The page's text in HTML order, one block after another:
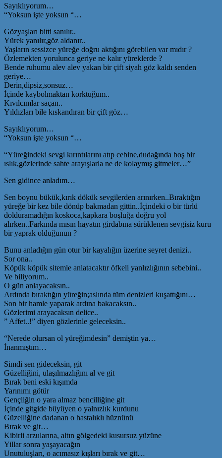
Sayıklıyorum…
“Yoksun işte yoksun “…
Gözyaşları bitti sanılır..
Yürek yanılır,göz aldanır..
Yaşların sessizce yüreğe doğru aktığını görebilen var mıdır ?
Özlemekten yorulunca geriye ne kalır yüreklerde ?
Bende ruhumu alev alev yakan bir çift siyah göz kaldı senden
geriye…
Derin,dipsiz,sonsuz…
İçinde kaybolmaktan korktuğum..
Kıvılcımlar saçan..
Yıldızları bile kıskandıran bir çift göz…
Sayıklıyorum…
“Yoksun işte yoksun “…
“Yüreğindeki sevgi kırıntılarını atıp cebine,dudağında boş bir
ıslık,gözlerinde sahte arayışlarla ne de kolaymış gitmeler…”
Sen gidince anladım…
Sen boynu bükük,kırık dökük sevgilerden arınırken..Bıraktığın
yüreğe bir kez bile dönüp bakmadan gittin..İçindeki o bir türlü
dolduramadığın koskoca,kapkara boşluğa doğru yol
alırken..Farkında mısın hayatın girdabına sürüklenen sevgisiz kuru
bir yaprak olduğunun ?
Bunu anladığın gün otur bir kayalığın üzerine seyret denizi..
Sor ona..
Köpük köpük sitemle anlatacaktır öfkeli yanlızlığının sebebini..
Ve biliyorum..
O gün anlayacaksın..
Ardında bıraktığın yüreğin;aslında tüm denizleri kuşattığını…
Son bir hamle yaparak ardına bakacaksın..
Gözlerimi arayacaksın delice..
” Affet..!” diyen gözlerinle geleceksin..
“Nerede olursan ol yüreğimdesin” demiştin ya…
İnanmıştım…
Simdi sen gideceksin, git
Güzelliğini, ulaşılmazlığını al ve git
Bırak beni eski kışımda
Yarınımı götür
Gençliğin o yara almaz bencilliğine git
İçinde gitgide büyüyen o yalnızlık kurdunu
Güzelliğine dadanan o hastalıklı hüznünü
Bırak ve git…
Kibirli arzularına, altın gölgedeki kusursuz yüzüne
Yillar sonra yaşayacağın
Unutuluşları, o acımasız kışları bırak ve git…